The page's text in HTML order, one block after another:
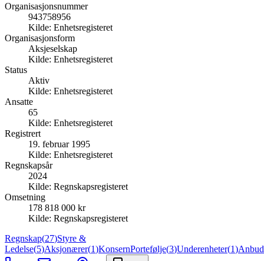
Organisasjonsnummer
943758956
Kilde: Enhetsregisteret
Organisasjonsform
Aksjeselskap
Kilde: Enhetsregisteret
Status
Aktiv
Kilde: Enhetsregisteret
Ansatte
65
Kilde: Enhetsregisteret
Registrert
19. februar 1995
Kilde: Enhetsregisteret
Regnskapsår
2024
Kilde: Regnskapsregisteret
Omsetning
178 818 000 kr
Kilde: Regnskapsregisteret
Regnskap(27)Styre &
Ledelse(5)Aksjonærer(1)KonsernPortefølje(3)Underenheter(1)Anbud